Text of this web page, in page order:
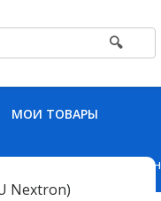
🔍
МОИ ТОВАРЫ
ЧипКин
Nextron)